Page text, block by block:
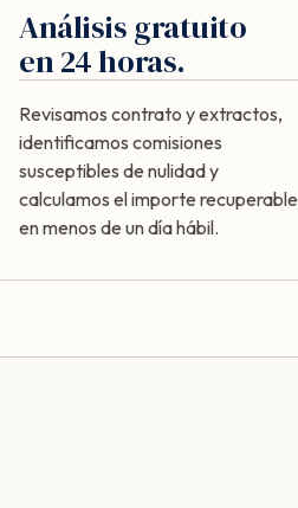
Análisis gratuito
en 24 horas.
Revisamos contrato y extractos,
identificamos comisiones
susceptibles de nulidad y
calculamos el importe recuperable
en menos de un día hábil.